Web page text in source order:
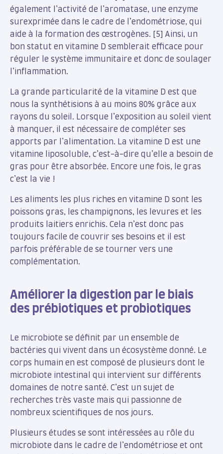
également l’activité de l’aromatase, une enzyme
surexprimée dans le cadre de l’endométriose, qui
aide à la formation des œstrogènes. [5] Ainsi, un
bon statut en vitamine D semblerait efficace pour
réguler le système immunitaire et donc de soulager
l’inflammation.
La grande particularité de la vitamine D est que
nous la synthétisions à au moins 80% grâce aux
rayons du soleil. Lorsque l’exposition au soleil vient
à manquer, il est nécessaire de compléter ses
apports par l’alimentation. La vitamine D est une
vitamine liposoluble, c’est-à-dire qu’elle a besoin de
gras pour être absorbée. Encore une fois, le gras
c’est la vie !
Les aliments les plus riches en vitamine D sont les
poissons gras, les champignons, les levures et les
produits laitiers enrichis. Cela n’est donc pas
toujours facile de couvrir ses besoins et il est
parfois préférable de se tourner vers une
complémentation.
Améliorer la digestion par le biais
des prébiotiques et probiotiques
Le microbiote se définit par un ensemble de
bactéries qui vivent dans un écosystème donné. Le
corps humain en est composé de plusieurs dont le
microbiote intestinal qui intervient sur différents
domaines de notre santé. C’est un sujet de
recherches très vaste mais qui passionne de
nombreux scientifiques de nos jours.
Plusieurs études se sont intéressées au rôle du
microbiote dans le cadre de l’endométriose et ont